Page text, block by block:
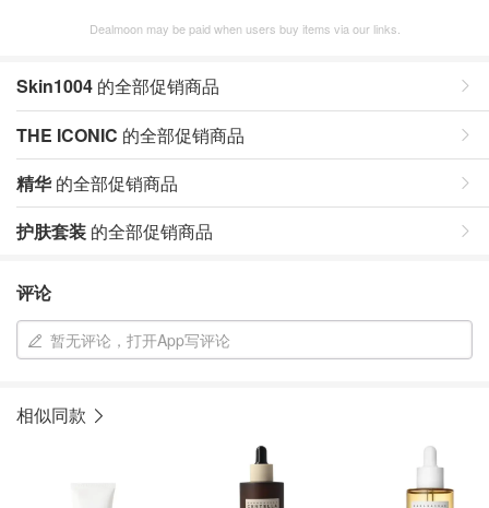
Dealmoon may be paid when users buy items via our links.
Skin1004 的全部促销商品
THE ICONIC 的全部促销商品
精华的全部促销商品
护肤套装 的全部促销商品
评论
暂无评论，打开App写评论
相似同款